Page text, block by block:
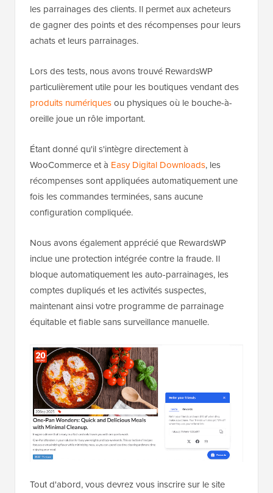
les parrainages des clients. Il permet aux acheteurs
de gagner des points et des récompenses pour leurs
achats et leurs parrainages.
Lors des tests, nous avons trouvé RewardsWP
particulièrement utile pour les boutiques vendant des
produits numériquesou physiques où le bouche-à-
oreille joue un rôle important.
Étant donné qu'il s'intègre directement à
WooCommerce et à Easy Digital Downloads, les
récompenses sont appliquées automatiquement une
fois les commandes terminées, sans aucune
configuration compliquée.
Nous avons également apprécié que RewardsWP
inclue une protection intégrée contre la fraude. Il
bloque automatiquement les auto-parrainages, les
comptes dupliqués et les activités suspectes,
maintenant ainsi votre programme de parrainage
équitable et fiable sans surveillance manuelle.
Tout d'abord, vous devrez vous inscrire sur le site